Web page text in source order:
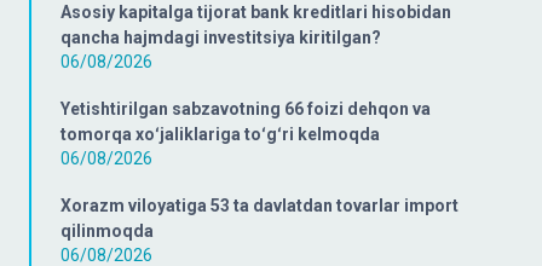
Asosiy kapitalga tijorat bank kreditlari hisobidan
qancha hajmdagi investitsiya kiritilgan?
06/08/2026
Yetishtirilgan sabzavotning 66 foizi dehqon va
tomorqa xoʻjaliklariga toʻgʻri kelmoqda
06/08/2026
Xorazm viloyatiga 53 ta davlatdan tovarlar import
qilinmoqda
06/08/2026